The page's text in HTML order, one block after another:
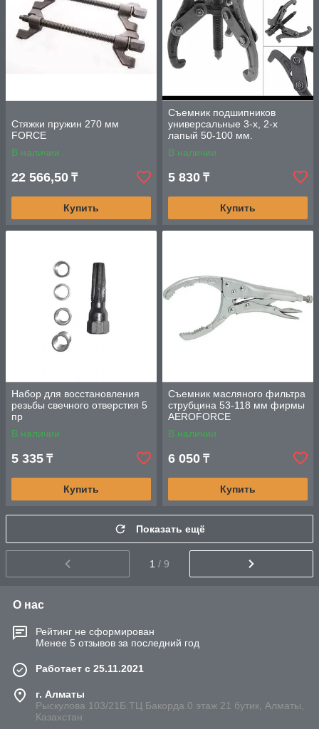
Стяжки пружин 270 мм
FORCE
В наличии
22 566,50 ₸
Купить
Съемник подшипников
универсальные 3-х, 2-х
лапый 50-100 мм.
В наличии
5 830 ₸
Купить
Набор для восстановления
резьбы свечного отверстия 5
пр
В наличии
5 335 ₸
Купить
Съемник масляного фильтра
струбцина 53-118 мм фирмы
AEROFORCE
В наличии
6 050 ₸
Купить
Показать ещё
1 / 9
О нас
Рейтинг не сформирован
Менее 5 отзывов за последний год
Работает с 25.11.2021
г. Алматы
Рыскулова 103/21Б.ТЦ Бакорда.0 этаж 21 бутик, Алматы,
Казахстан